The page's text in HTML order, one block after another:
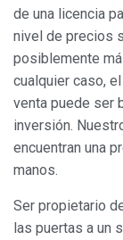
de una licencia
nivel de precios
posiblemente
cualquier caso,
venta puede ser
inversión.
encuentran una
manos.
Ser propietario
las puertas a un